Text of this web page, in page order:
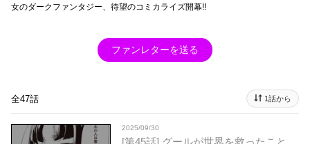
女のダークファンタジー、待望のコミカライズ開幕!!
ファンレターを送る
全47話 1話から
2025/09/30
[第45話] グールが世界を救ったこと